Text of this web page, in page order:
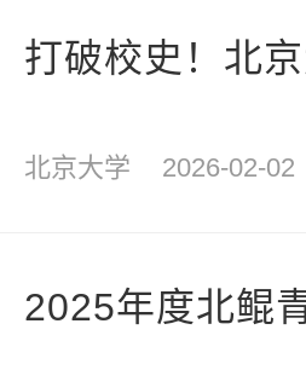
打破校史！北
北京大学 2026-02-02
2025年度北鲲